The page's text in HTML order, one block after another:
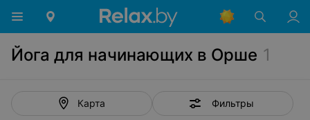
Йога для начинающих в Орше 1
Карта Фильтры